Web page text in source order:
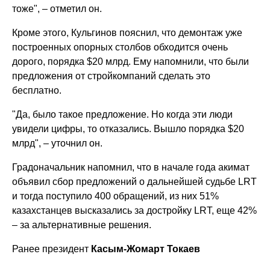
тоже", – отметил он.
Кроме этого, Кульгинов пояснил, что демонтаж уже
построенных опорных столбов обходится очень
дорого, порядка $20 млрд. Ему напомнили, что были
предложения от стройкомпаний сделать это
бесплатно.
"Да, было такое предложение. Но когда эти люди
увидели цифры, то отказались. Вышло порядка $20
млрд", – уточнил он.
Градоначальник напомнил, что в начале года акимат
объявил сбор предложений о дальнейшей судьбе LRT
и тогда поступило 400 обращений, из них 51%
казахстанцев высказались за достройку LRT, еще 42%
– за альтернативные решения.
Ранее президент Касым-Жомарт Токаев